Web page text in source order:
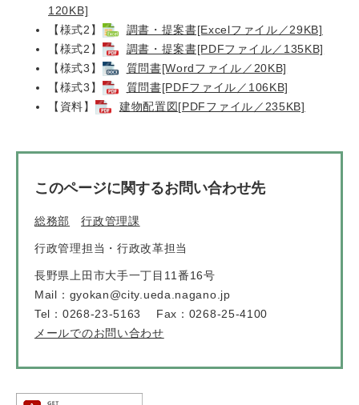
120KB]
【様式2】
調書・提案書[Excelファイル／29KB]
【様式2】
調書・提案書[PDFファイル／135KB]
【様式3】
質問書[Wordファイル／20KB]
【様式3】
質問書[PDFファイル／106KB]
【資料】
建物配置図[PDFファイル／235KB]
このページに関するお問い合わせ先
総務部 行政管理課
行政管理担当・行政改革担当
長野県上田市大手一丁目11番16号
Mail：gyokan@city.ueda.nagano.jp
Tel：0268-23-5163
Fax：0268-25-4100
メールでのお問い合わせ